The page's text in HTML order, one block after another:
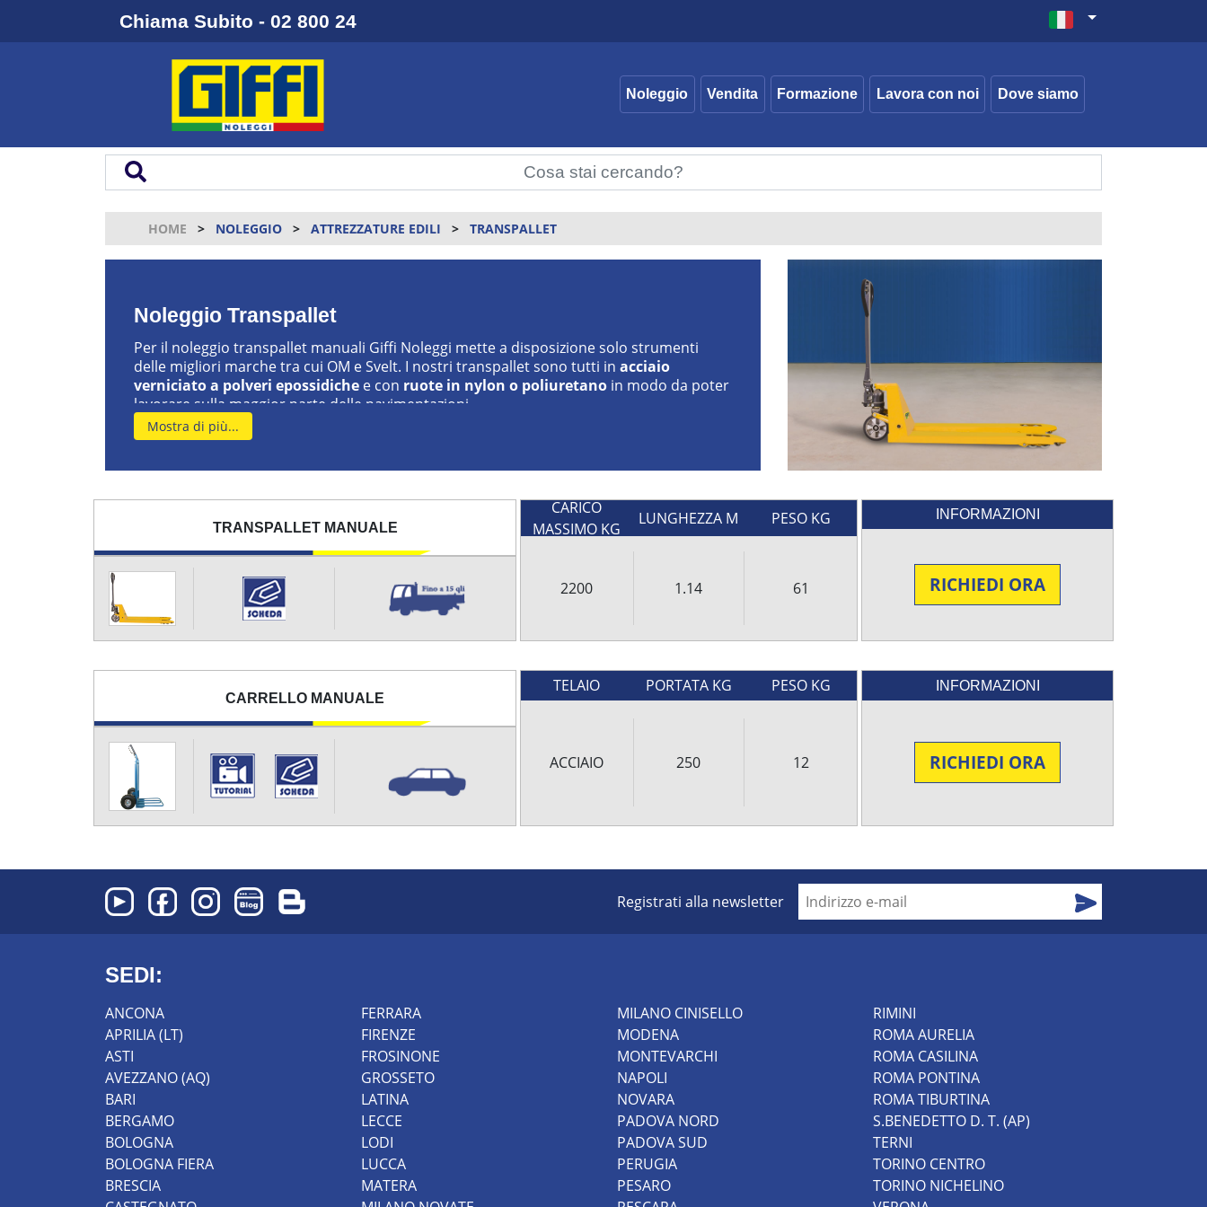
Chiama Subito - 02 800 24
Noleggio Vendita Formazione Lavora con noi Dove siamo
HOME NOLEGGIO ATTREZZATURE EDILI TRANSPALLET
Noleggio Transpallet
Per il noleggio transpallet manuali Giffi Noleggi mette a disposizione solo strumenti
delle migliori marche tra cui OM e Svelt. I nostri transpallet sono tutti in acciaio
verniciato a polveri epossidiche e con ruote in nylon o poliuretano in modo da poter
lavorare sulla maggior parte delle pavimentazioni
I transpallet riescono a trasportare fino a
forche da 1150 mm, al timone a due piegature ergonomico per utilizzi intensivi e alla
I transpallet Giffi Noleggi sono utili a trasportare pedane, pallet, oggetti di grande
volume e peso su superfici piane, possono essere utilizzati ad esempio in magazzini per
lo stoccaggio delle merci, da corrieri e trasportatori da soli, abbinandoli al noleggio di
un furgone, oppure nell'industria per spostare oggetti o confezioni di vario genere.
Noleggia subito online seguendo i link in basso, oppure chiamaci per parlare con un
Mostra di più...
TRANSPALLET MANUALE
CARICO
MASSIMO KG
LUNGHEZZA M PESO KG
2200 1.14 61
INFORMAZIONI
RICHIEDI ORA
CARRELLO MANUALE
TELAIO PORTATA KG PESO KG
ACCIAIO 250 12
INFORMAZIONI
RICHIEDI ORA
Registrati alla newsletter
SEDI:
ANCONA
APRILIA (LT)
ASTI
AVEZZANO (AQ)
BARI
BERGAMO
BOLOGNA
BOLOGNA FIERA
BRESCIA
FERRARA
FIRENZE
FROSINONE
GROSSETO
LATINA
LECCE
LODI
LUCCA
MATERA
MILANO CINISELLO
MODENA
MONTEVARCHI
NAPOLI
NOVARA
PADOVA NORD
PADOVA SUD
PERUGIA
PESARO
RIMINI
ROMA AURELIA
ROMA CASILINA
ROMA PONTINA
ROMA TIBURTINA
S.BENEDETTO D. T. (AP)
TERNI
TORINO CENTRO
TORINO NICHELINO